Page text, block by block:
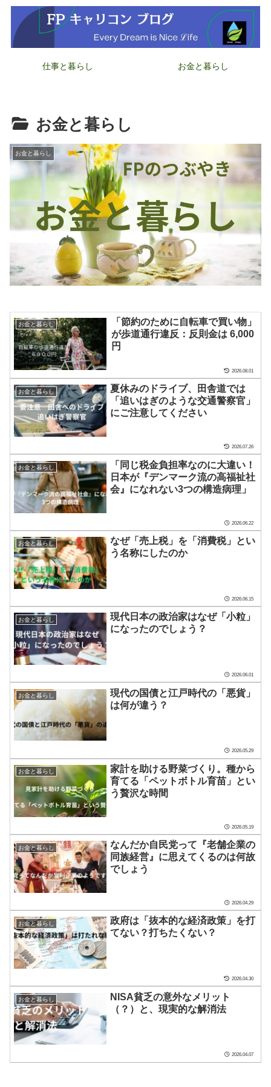
仕事と暮らし お金と暮らし
お金と暮らし
お金と暮らし
お金と暮らし
「節約のために自転車で買い物」
が歩道通行違反：反則金は 6,000
円
2026.08.01
お金と暮らし
夏休みのドライブ、田舎道では
「追いはぎのような交通警察官」
にご注意してください
2026.07.26
お金と暮らし
「同じ税金負担率なのに大違い！
日本が『デンマーク流の高福祉社
会』になれない3つの構造病理」
2026.06.22
お金と暮らし
なぜ「売上税」を「消費税」とい
う名称にしたのか
2026.06.15
お金と暮らし
現代日本の政治家はなぜ「小粒」
になったのでしょう？
2026.06.01
お金と暮らし
現代の国債と江戸時代の「悪貨」
は何が違う？
2026.05.29
お金と暮らし
家計を助ける野菜づくり。種から
育てる「ペットボトル育苗」とい
う贅沢な時間
2026.05.19
お金と暮らし
なんだか自民党って『老舗企業の
同族経営』に思えてくるのは何故
でしょう
2026.04.29
お金と暮らし
政府は「抜本的な経済政策」を打
てない？打ちたくない？
2026.04.30
お金と暮らし
NISA貧乏の意外なメリット
（？）と、現実的な解消法
2026.04.07